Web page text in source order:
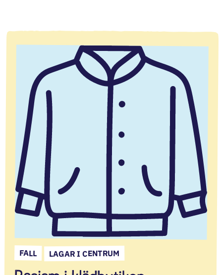
FALL LAGAR I CENTRUM